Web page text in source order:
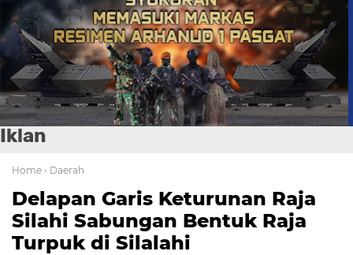
Iklan
Home › Daerah
Delapan Garis Keturunan Raja
Silahi Sabungan Bentuk Raja
Turpuk di Silalahi